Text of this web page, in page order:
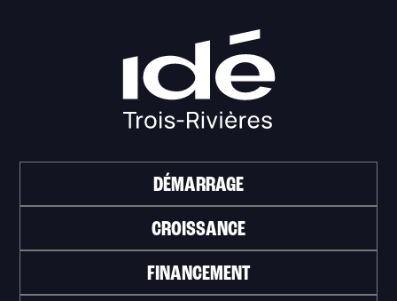
DÉMARRAGE
CROISSANCE
FINANCEMENT